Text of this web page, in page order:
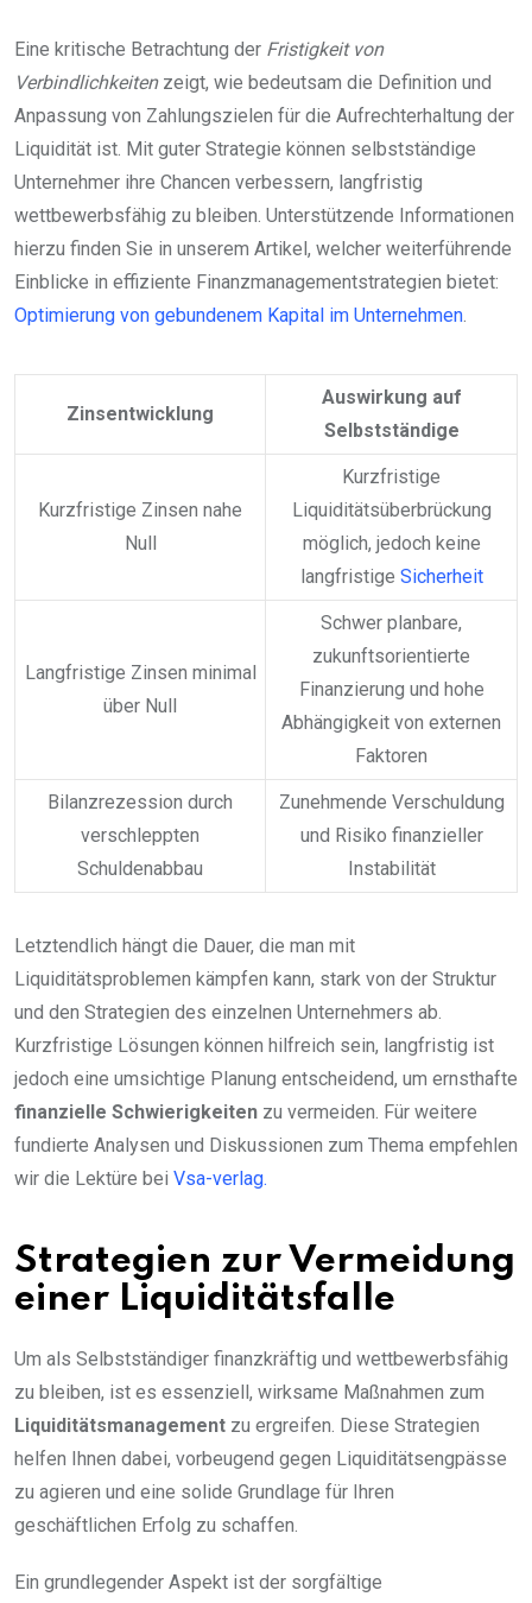
Eine kritische Betrachtung der Fristigkeit von
Verbindlichkeitenzeigt, wie bedeutsam die Definition und
Anpassung von Zahlungszielen für die Aufrechterhaltung der
Liquidität ist. Mit guter Strategie können selbstständige
Unternehmer ihre Chancen verbessern, langfristig
wettbewerbsfähig zu bleiben. Unterstützende Informationen
hierzu finden Sie in unserem Artikel, welcher weiterführende
Einblicke in effiziente Finanzmanagementstrategien bietet:
Optimierung von gebundenem Kapital im Unternehmen.
Zinsentwicklung
Auswirkung auf
Selbstständige
Kurzfristige Zinsen nahe
Null
Kurzfristige
Liquiditätsüberbrückung
möglich, jedoch keine
langfristige Sicherheit
Langfristige Zinsen minimal
über Null
Schwer planbare,
zukunftsorientierte
Finanzierung und hohe
Abhängigkeit von externen
Faktoren
Bilanzrezession durch
verschleppten
Schuldenabbau
Zunehmende Verschuldung
und Risiko finanzieller
Instabilität
Letztendlich hängt die Dauer, die man mit
Liquiditätsproblemen kämpfen kann, stark von der Struktur
und den Strategien des einzelnen Unternehmers ab.
Kurzfristige Lösungen können hilfreich sein, langfristig ist
jedoch eine umsichtige Planung entscheidend, um ernsthafte
finanzielle Schwierigkeiten zu vermeiden. Für weitere
fundierte Analysen und Diskussionen zum Thema empfehlen
wir die Lektüre bei Vsa-verlag.
Strategien zur Vermeidung
einer Liquiditätsfalle
Um als Selbstständiger finanzkräftig und wettbewerbsfähig
zu bleiben, ist es essenziell, wirksame Maßnahmen zum
Liquiditätsmanagement zu ergreifen. Diese Strategien
helfen Ihnen dabei, vorbeugend gegen Liquiditätsengpässe
zu agieren und eine solide Grundlage für Ihren
geschäftlichen Erfolg zu schaffen.
Ein grundlegender Aspekt ist der sorgfältige